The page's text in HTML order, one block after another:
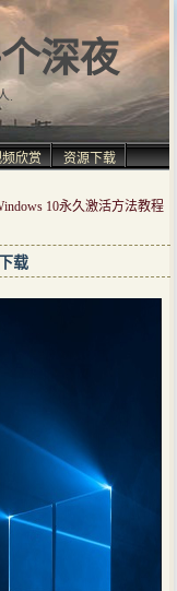
深夜
.
欣赏
资源下载
10永久激活方法教程
载